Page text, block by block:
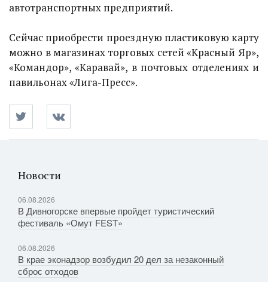
автотранспортных предприятий.
Сейчас приобрести проездную пластиковую карту
можно в магазинах торговых сетей «Красный Яр»,
«Командор», «Каравай», в почтовых отделениях и
павильонах «Лига-Пресс».
Новости
06.08.2026
В Дивногорске впервые пройдет туристический
фестиваль «Омут FEST»
06.08.2026
В крае эконадзор возбудил 20 дел за незаконный
сброс отходов